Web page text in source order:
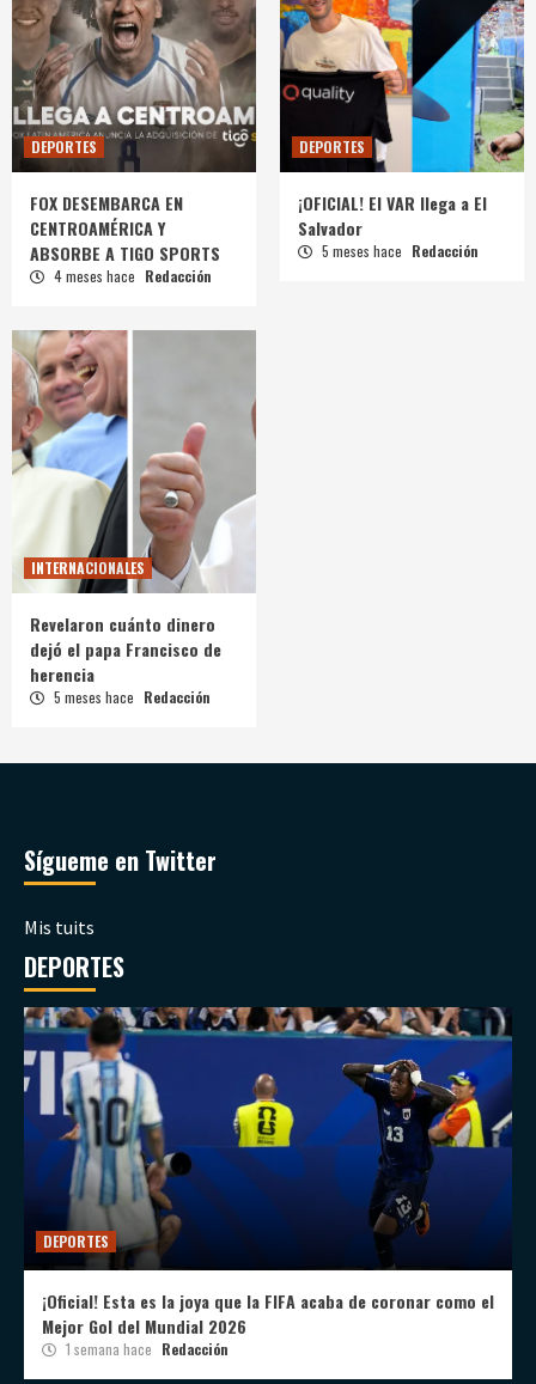
DEPORTES
FOX DESEMBARCA EN
CENTROAMÉRICA Y
ABSORBE A TIGO SPORTS
4 meses hace Redacción
DEPORTES
¡OFICIAL! El VAR llega a El
Salvador
5 meses hace Redacción
INTERNACIONALES
Revelaron cuánto dinero
dejó el papa Francisco de
herencia
5 meses hace Redacción
Sígueme en Twitter
Mis tuits
DEPORTES
DEPORTES
¡Oficial! Esta es la joya que la FIFA acaba de coronar como el
Mejor Gol del Mundial 2026
1 semana hace Redacción